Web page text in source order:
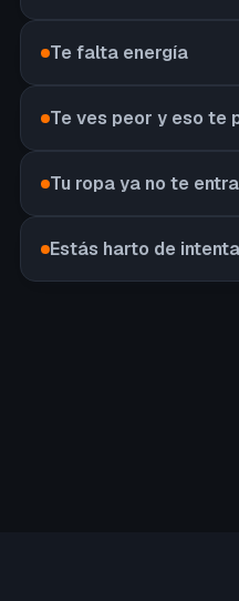
Te falta energía
Te ves peor y eso te
Tu ropa ya no te entra
Estás harto de